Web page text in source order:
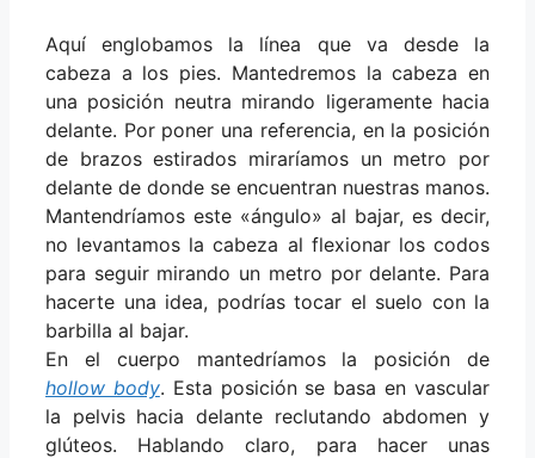
Aquí englobamos la línea que va desde la
cabeza a los pies. Mantedremos la cabeza en
una posición neutra mirando ligeramente hacia
delante. Por poner una referencia, en la posición
de brazos estirados miraríamos un metro por
delante de donde se encuentran nuestras manos.
Mantendríamos este «ángulo» al bajar, es decir,
no levantamos la cabeza al flexionar los codos
para seguir mirando un metro por delante. Para
hacerte una idea, podrías tocar el suelo con la
barbilla al bajar.
En el cuerpo mantedríamos la posición de
hollow body. Esta posición se basa en vascular
la pelvis hacia delante reclutando abdomen y
glúteos. Hablando claro, para hacer unas